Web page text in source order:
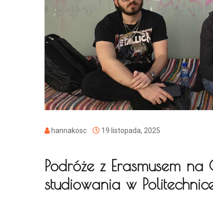
hannakosc 19 listopada, 2025
Podróże z Erasmusem
studiowania w